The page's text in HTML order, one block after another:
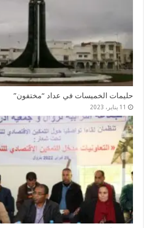
حليمات الخميسات في عداد “مختفون”
11 يناير، 2023